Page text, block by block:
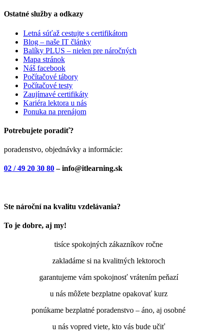
Ostatné služby a odkazy
Letná súťaž cestujte s certifikátom
Blog – naše IT články
Balíky PLUS – nielen pre náročných
Mapa stránok
Náš facebook
Počítačové tábory
Počítačové testy
Zaujímavé certifikáty
Kariéra lektora u nás
Ponuka na prenájom
Potrebujete poradiť?
poradenstvo, objednávky a informácie:
02 / 49 20 30 80– info@itlearning.sk
Ste nároční na kvalitu vzdelávania?
To je dobre, aj my!
tisíce spokojných zákazníkov ročne
zakladáme si na kvalitných lektoroch
garantujeme vám spokojnosť vrátením peňazí
u nás môžete bezplatne opakovať kurz
ponúkame bezplatné poradenstvo – áno, aj osobné
u nás vopred viete, kto vás bude učiť